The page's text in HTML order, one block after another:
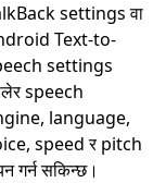
settings वा
Text-to-
settings
speech
language,
speed र pitch
गर्न सकिन्छ।